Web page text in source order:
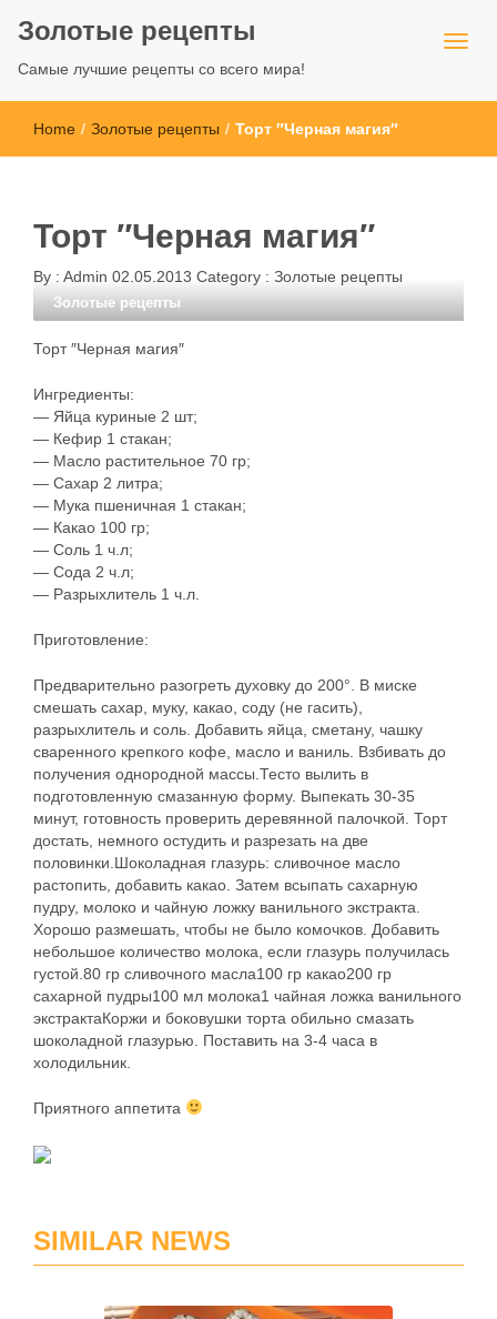
Золотые рецепты
Самые лучшие рецепты со всего мира!
Home / Золотые рецепты / Торт ″Черная магия″
Торт ″Черная магия″
By : Admin 02.05.2013 Category : Золотые рецепты
Золотые рецепты
Торт ″Черная магия″
Ингредиенты:
— Яйца куриные 2 шт;
— Кефир 1 стакан;
— Масло растительное 70 гр;
— Сахар 2 литра;
— Мука пшеничная 1 стакан;
— Какао 100 гр;
— Соль 1 ч.л;
— Сода 2 ч.л;
— Разрыхлитель 1 ч.л.
Приготовление:
Предварительно разогреть духовку до 200°. В миске
смешать сахар, муку, какао, соду (не гасить),
разрыхлитель и соль. Добавить яйца, сметану, чашку
сваренного крепкого кофе, масло и ваниль. Взбивать до
получения однородной массы.Тесто вылить в
подготовленную смазанную форму. Выпекать 30-35
минут, готовность проверить деревянной палочкой. Торт
достать, немного остудить и разрезать на две
половинки.Шоколадная глазурь: сливочное масло
растопить, добавить какао. Затем всыпать сахарную
пудру, молоко и чайную ложку ванильного экстракта.
Хорошо размешать, чтобы не было комочков. Добавить
небольшое количество молока, если глазурь получилась
густой.80 гр сливочного масла100 гр какао200 гр
сахарной пудры100 мл молока1 чайная ложка ванильного
экстрактаКоржи и боковушки торта обильно смазать
шоколадной глазурью. Поставить на 3-4 часа в
холодильник.
Приятного аппетита
SIMILAR NEWS